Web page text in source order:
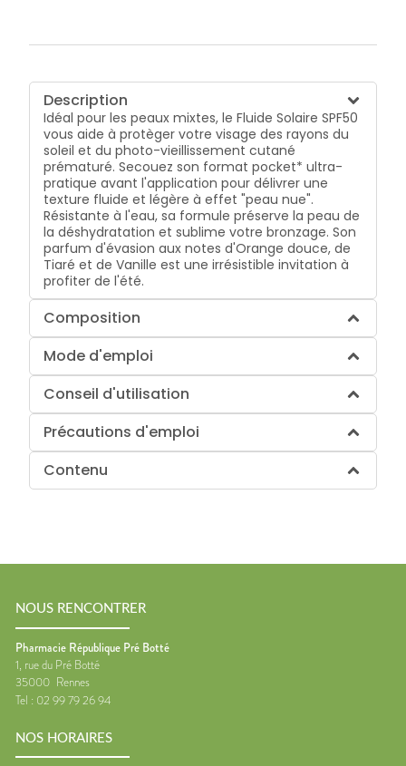
Description
Idéal pour les peaux mixtes, le Fluide Solaire SPF50
vous aide à protèger votre visage des rayons du
soleil et du photo-vieillissement cutané
prématuré. Secouez son format pocket* ultra-
pratique avant l'application pour délivrer une
texture fluide et légère à effet "peau nue".
Résistante à l'eau, sa formule préserve la peau de
la déshydratation et sublime votre bronzage. Son
parfum d'évasion aux notes d'Orange douce, de
Tiaré et de Vanille est une irrésistible invitation à
profiter de l'été.
Composition
Mode d'emploi
Conseil d'utilisation
Précautions d'emploi
Contenu
NOUS RENCONTRER
Pharmacie République Pré Botté
1, rue du Pré Botté
35000 Rennes
Tel : 02 99 79 26 94
NOS HORAIRES